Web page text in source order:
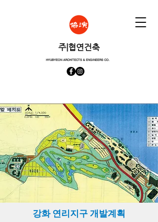
​주|협연건축
HYUBYEON ARCHITECTS & ENGINEERS CO.
강화 연리지구 개발계획